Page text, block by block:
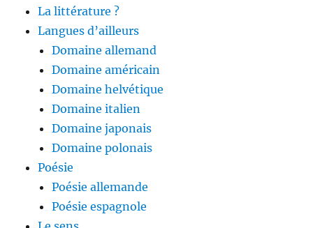
La littérature ?
Langues d’ailleurs
Domaine allemand
Domaine américain
Domaine helvétique
Domaine italien
Domaine japonais
Domaine polonais
Poésie
Poésie allemande
Poésie espagnole